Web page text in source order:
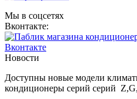
Мы в соцсетях
Вконтакте:
Новости
Доступны новые модели
кондиционеры серий серий